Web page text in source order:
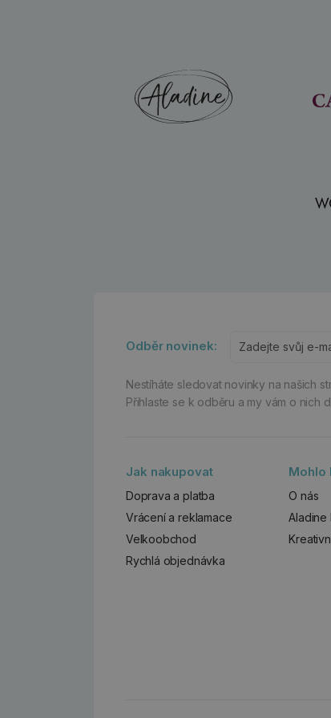
Odběr novinek:
Nestíháte sledovat novinky na našich
Přihlaste se k odběru a my vám o nich
Jak nakupovat
Doprava a platba
Vrácení a reklamace
Velkoobchod
Rychlá objednávka
Mohlo
O nás
Aladine